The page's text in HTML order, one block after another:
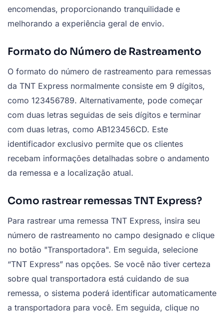
encomendas, proporcionando tranquilidade e
melhorando a experiência geral de envio.
Formato do Número de Rastreamento
O formato do número de rastreamento para remessas
da TNT Express normalmente consiste em 9 dígitos,
como 123456789. Alternativamente, pode começar
com duas letras seguidas de seis dígitos e terminar
com duas letras, como AB123456CD. Este
identificador exclusivo permite que os clientes
recebam informações detalhadas sobre o andamento
da remessa e a localização atual.
Como rastrear remessas TNT Express?
Para rastrear uma remessa TNT Express, insira seu
número de rastreamento no campo designado e clique
no botão "Transportadora". Em seguida, selecione
“TNT Express” nas opções. Se você não tiver certeza
sobre qual transportadora está cuidando de sua
remessa, o sistema poderá identificar automaticamente
a transportadora para você. Em seguida, clique no